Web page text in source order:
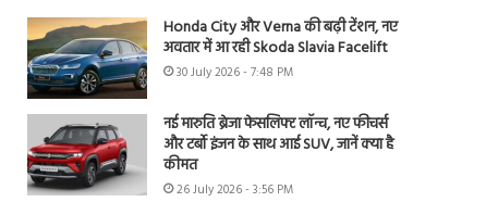
Honda City और Verna की बढ़ी टेंशन, नए
अवतार में आ रही Skoda Slavia Facelift
30 July 2026 - 7:48 PM
नई मारुति ब्रेजा फेसलिफ्ट लॉन्च, नए फीचर्स
और टर्बो इंजन के साथ आई SUV, जानें क्या है
कीमत
26 July 2026 - 3:56 PM